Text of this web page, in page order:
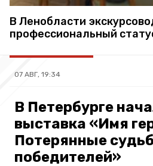
В Ленобласти
профессиональный
07 АВГ, 19:34
В Петербурге
выставка «Имя
Потерянные
победителей»